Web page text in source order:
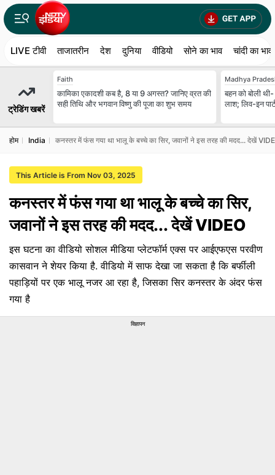
LIVE टीवी ताजातरीन देश दुनिया वीडियो सोने का भाव चांदी का भाव
ट्रेडिंग खबरें
Faith
कामिका एकादशी कब है, 8 या 9 अगस्त? जानिए व्रत की
सही तिथि और भगवान विष्णु की पूजा का शुभ समय
Madhya
बहन को बोली
लाश; लिव-इन
होम India कनस्तर में फंस गया था भालू के बच्चे का सिर, जवानों ने इस तरह की मदद... देखें
This Article is From Nov 03, 2025
कनस्तर में फंस गया था भालू के बच्चे का सिर,
जवानों ने इस तरह की मदद... देखें VIDEO
इस घटना का वीडियो सोशल मीडिया प्लेटफॉर्म एक्स पर आईएफएस परवीण
कासवान ने शेयर किया है. वीडियो में साफ देखा जा सकता है कि बर्फीली
पहाड़ियों पर एक भालू नजर आ रहा है, जिसका सिर कनस्तर के अंदर फंस
गया है
विज्ञापन